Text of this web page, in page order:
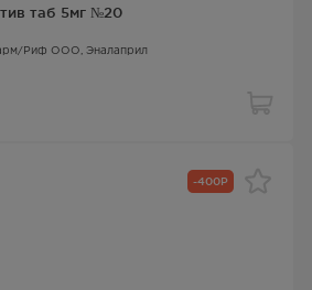
таб 5мг №20
Риф ООО, Эналаприл
-400Р